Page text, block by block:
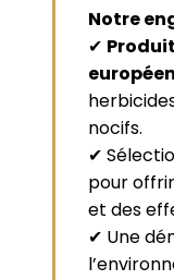
Notre
✔
nocifs.
✔
pour
et des
✔ Une